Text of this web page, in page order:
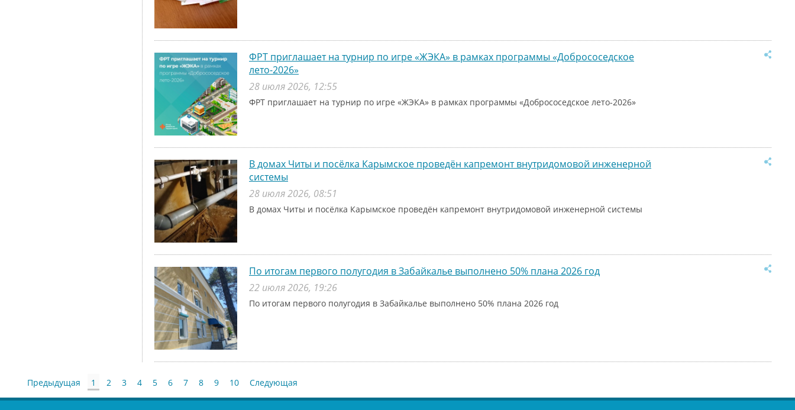
ФРТ приглашает на турнир по игре «ЖЭКА» в рамках программы «Добрососедское
лето-2026»
28 июля 2026, 12:55
ФРТ приглашает на турнир по игре «ЖЭКА» в рамках программы «Добрососедское лето-2026»
В домах Читы и посёлка Карымское проведён капремонт внутридомовой инженерной
системы
28 июля 2026, 08:51
В домах Читы и посёлка Карымское проведён капремонт внутридомовой инженерной системы
По итогам первого полугодия в Забайкалье выполнено 50% плана 2026 год
22 июля 2026, 19:26
По итогам первого полугодия в Забайкалье выполнено 50% плана 2026 год
Предыдущая 1 2 3 4 5 6 7 8 9 10 Следующая